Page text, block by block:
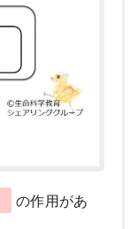
の作用があ